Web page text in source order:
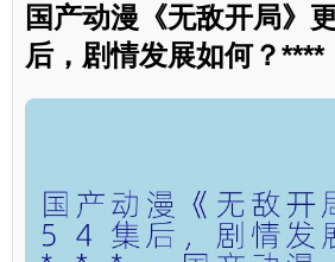
国产动漫《无敌开局》
后，剧情发展如何？****